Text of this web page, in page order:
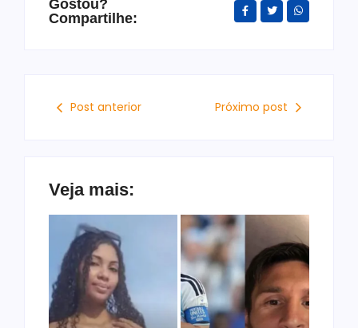
Gostou?
Compartilhe:
Post anterior Próximo post
Veja mais: